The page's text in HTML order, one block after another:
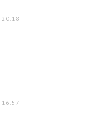
20:18
16:57